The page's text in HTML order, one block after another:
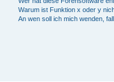
Warum ist Funktion x oder y
An wen soll ich mich wenden,